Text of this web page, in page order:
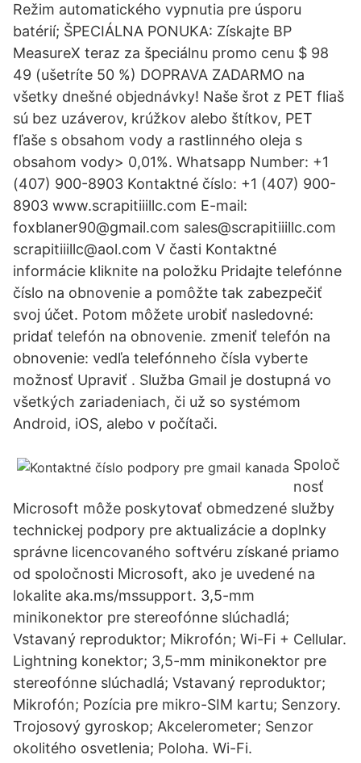
Režim automatického vypnutia pre úsporu
batérií; ŠPECIÁLNA PONUKA: Získajte BP
MeasureX teraz za špeciálnu promo cenu $ 98
49 (ušetríte 50 %) DOPRAVA ZADARMO na
všetky dnešné objednávky! Naše šrot z PET fliaš
sú bez uzáverov, krúžkov alebo štítkov, PET
fľaše s obsahom vody a rastlinného oleja s
obsahom vody> 0,01%. Whatsapp Number: +1
(407) 900-8903 Kontaktné číslo: +1 (407) 900-
8903 www.scrapitiiillc.com E-mail:
foxblaner90@gmail.com sales@scrapitiiillc.com
scrapitiiillc@aol.com V časti Kontaktné
informácie kliknite na položku Pridajte telefónne
číslo na obnovenie a pomôžte tak zabezpečiť
svoj účet. Potom môžete urobiť nasledovné:
pridať telefón na obnovenie. zmeniť telefón na
obnovenie: vedľa telefónneho čísla vyberte
možnosť Upraviť . Služba Gmail je dostupná vo
všetkých zariadeniach, či už so systémom
Android, iOS, alebo v počítači.
Spoloč
nosť
Microsoft môže poskytovať obmedzené služby
technickej podpory pre aktualizácie a doplnky
správne licencovaného softvéru získané priamo
od spoločnosti Microsoft, ako je uvedené na
lokalite aka.ms/mssupport. 3,5-mm
minikonektor pre stereofónne slúchadlá;
Vstavaný reproduktor; Mikrofón; Wi-Fi + Cellular.
Lightning konektor; 3,5-mm minikonektor pre
stereofónne slúchadlá; Vstavaný reproduktor;
Mikrofón; Pozícia pre mikro-SIM kartu; Senzory.
Trojosový gyroskop; Akcelerometer; Senzor
okolitého osvetlenia; Poloha. Wi-Fi.